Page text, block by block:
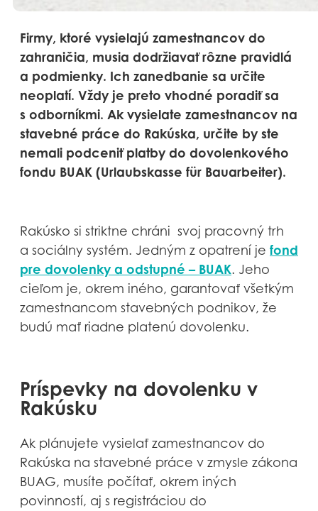
Firmy, ktoré vysielajú zamestnancov do
zahraničia, musia dodržiavať rôzne pravidlá
a podmienky. Ich zanedbanie sa určite
neoplatí. Vždy je preto vhodné poradiť sa
s odborníkmi. Ak vysielate zamestnancov na
stavebné práce do Rakúska, určite by ste
nemali podceniť platby do dovolenkového
fondu BUAK (Urlaubskasse für Bauarbeiter).
Rakúsko si striktne chráni svoj pracovný trh
a sociálny systém. Jedným z opatrení je fond
pre dovolenky a odstupné – BUAK. Jeho
cieľom je, okrem iného, garantovať všetkým
zamestnancom stavebných podnikov, že
budú mať riadne platenú dovolenku.
Príspevky na dovolenku v
Rakúsku
Ak plánujete vysielať zamestnancov do
Rakúska na stavebné práce v zmysle zákona
BUAG, musíte počítať, okrem iných
povinností, aj s registráciou do